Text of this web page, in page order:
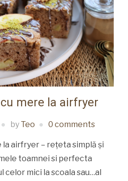
mere la airfryer
by Teo 0 comments
airfryer – rețeta simplă și
toamnei si perfecta
celor mici la scoala sau…al